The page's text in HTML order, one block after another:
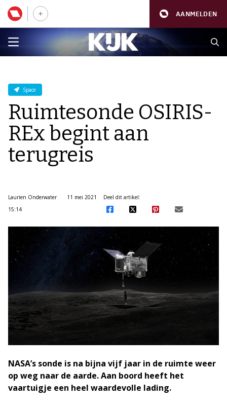
AANMELDEN
Space
Ruimtesonde OSIRIS-
REx begint aan
terugreis
Laurien Onderwater
11 mei 2021
15:14
Deel dit artikel:
NASA’s sonde is na bijna vijf jaar in de ruimte weer
op weg naar de aarde. Aan boord heeft het
vaartuigje een heel waardevolle lading.